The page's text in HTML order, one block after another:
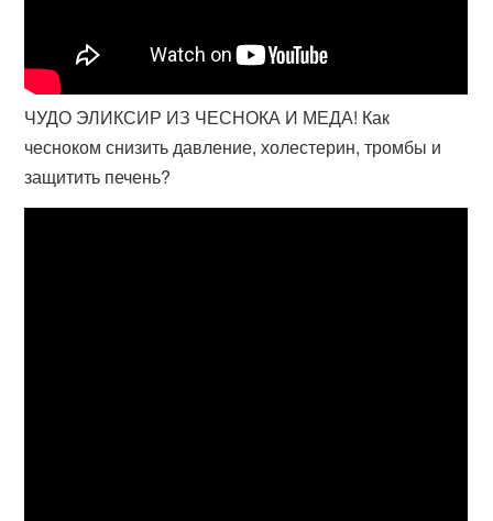
ЧУДО ЭЛИКСИР ИЗ ЧЕСНОКА И МЕДА! Как
чесноком снизить давление, холестерин, тромбы и
защитить печень?